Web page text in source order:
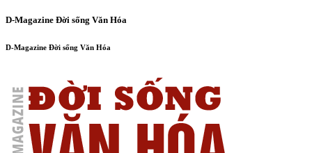
D-Magazine Đời sống Văn Hóa
D-Magazine Đời sống Văn Hóa